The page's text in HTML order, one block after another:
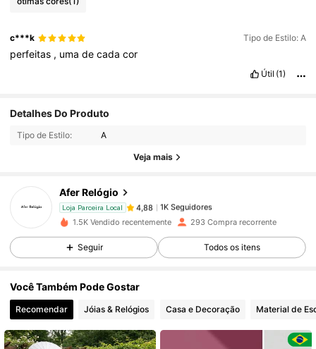
c***k Tipo de Estilo: A
perfeitas , umadecadacor
Útil (1)
Detalhes Do Produto
Tipo de Estilo: A
Veja mais
Afer Relógio
Loja Parceira Local
4,88 1K Seguidores
c***s pago1 dia atrás
1K Seguidores
4,88
1.5K Vendido recentemente 293 Compra recorrente
Seguir Todos os itens
Você Também Pode Gostar
Recomendar Jóias & Relógios Casa e Decoração Material de